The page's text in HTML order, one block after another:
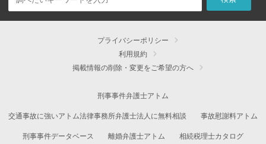
プライバシーポリシー
利用規約
掲載情報の削除・変更をご希望の方へ
刑事事件弁護士アトム
交通事故に強いアトム法律事務所弁護士法人に無料相談 事故慰謝料アトム
刑事事件データベース 離婚弁護士アトム 相続税理士カタログ